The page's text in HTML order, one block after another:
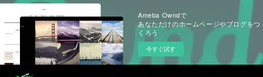
Ameba Owndで
あなただけのホームページやブログをつ
くろう
今すぐ試す